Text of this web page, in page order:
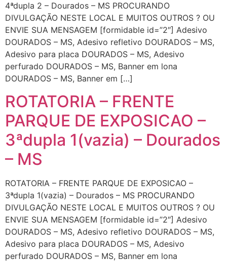
4ªdupla 2 – Dourados – MS PROCURANDO
DIVULGAÇÃO NESTE LOCAL E MUITOS OUTROS ? OU
ENVIE SUA MENSAGEM [formidable id=”2″] Adesivo
DOURADOS – MS, Adesivo refletivo DOURADOS – MS,
Adesivo para placa DOURADOS – MS, Adesivo
perfurado DOURADOS – MS, Banner em lona
DOURADOS – MS, Banner em […]
ROTATORIA – FRENTE
PARQUE DE EXPOSICAO –
3ªdupla 1(vazia) – Dourados
– MS
ROTATORIA – FRENTE PARQUE DE EXPOSICAO –
3ªdupla 1(vazia) – Dourados – MS PROCURANDO
DIVULGAÇÃO NESTE LOCAL E MUITOS OUTROS ? OU
ENVIE SUA MENSAGEM [formidable id=”2″] Adesivo
DOURADOS – MS, Adesivo refletivo DOURADOS – MS,
Adesivo para placa DOURADOS – MS, Adesivo
perfurado DOURADOS – MS, Banner em lona